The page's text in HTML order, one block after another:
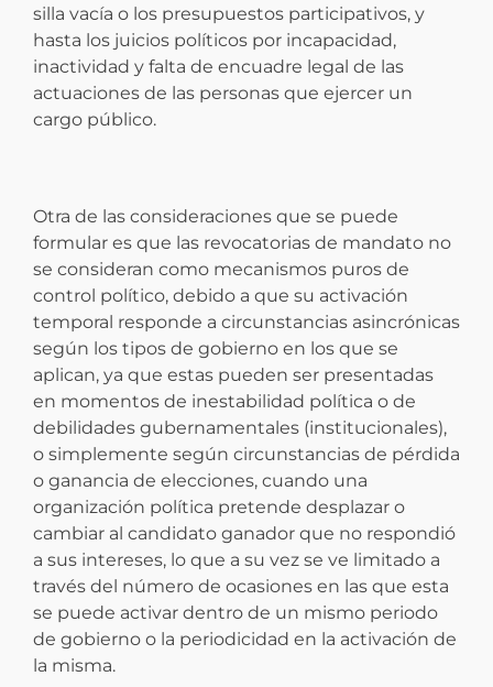
silla vacía o los presupuestos participativos, y
hasta los juicios políticos por incapacidad,
inactividad y falta de encuadre legal de las
actuaciones de las personas que ejercer un
cargo público.
Otra de las consideraciones que se puede
formular es que las revocatorias de mandato no
se consideran como mecanismos puros de
control político, debido a que su activación
temporal responde a circunstancias asincrónicas
según los tipos de gobierno en los que se
aplican, ya que estas pueden ser presentadas
en momentos de inestabilidad política o de
debilidades gubernamentales (institucionales),
o simplemente según circunstancias de pérdida
o ganancia de elecciones, cuando una
organización política pretende desplazar o
cambiar al candidato ganador que no respondió
a sus intereses, lo que a su vez se ve limitado a
través del número de ocasiones en las que esta
se puede activar dentro de un mismo periodo
de gobierno o la periodicidad en la activación de
la misma.